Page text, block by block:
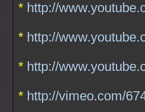
* http://
* http://
* http://
* http://vimeo.com/